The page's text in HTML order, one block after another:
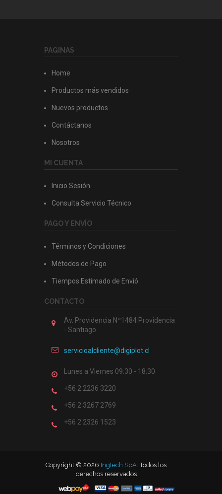
PAGINAS
Home
Productos más vendidos
Nuevos productos
Contáctanos
Nosotros
MI CUENTA
Inicio Sesión
Consulta Servicio Técnico
PAGO Y ENVÍO
Términos y Condiciones
Métodos de Pago
Tiempos Estimado de Envió
CONTACTO
Av. Providencia Nº1484 Providencia
- Santiago
servicioalcliente@digiplot.cl
Lunes a Viernes 09:30 - 18:30
+56 2 2236 3220
+56 2 3267 2769
+56 2 2326 1523
Copyright © 2026 Ingtech SpA . Todos los
derechos reservados